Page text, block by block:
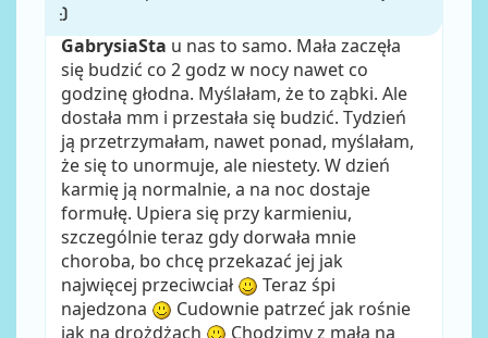
GabrysiaSta u nas to samo. Mała zaczęła
się budzić co 2 godz w nocy nawet co
godzinę głodna. Myślałam, że to ząbki. Ale
dostała mm i przestała się budzić. Tydzień
ją przetrzymałam, nawet ponad, myślałam,
że się to unormuje, ale niestety. W dzień
karmię ją normalnie, a na noc dostaje
formułę. Upiera się przy karmieniu,
szczególnie teraz gdy dorwała mnie
choroba, bo chcę przekazać jej jak
najwięcej przeciwciał
Teraz śpi
najedzona
Cudownie patrzeć jak rośnie
jak na drożdżach
Chodzimy z mała na